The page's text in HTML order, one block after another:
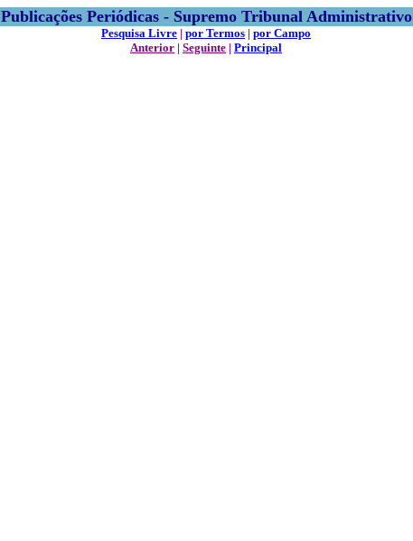
Publicações Periódicas - Supremo Tribunal Administrativo
Pesquisa Livre | por Termos | por Campo
Anterior | Seguinte | Principal